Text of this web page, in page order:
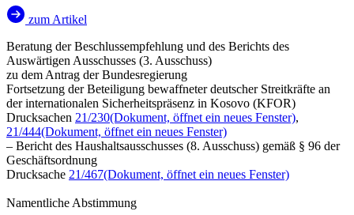
zum Artikel
Beratung der Beschlussempfehlung und des Berichts des
Auswärtigen Ausschusses (3. Ausschuss)
zu dem Antrag der Bundesregierung
Fortsetzung der Beteiligung bewaffneter deutscher Streitkräfte an
der internationalen Sicherheitspräsenz in Kosovo (KFOR)
Drucksachen 21/230(Dokument, öffnet ein neues Fenster),
21/444(Dokument, öffnet ein neues Fenster)
– Bericht des Haushaltsausschusses (8. Ausschuss) gemäß § 96 der
Geschäftsordnung
Drucksache 21/467(Dokument, öffnet ein neues Fenster)
Namentliche Abstimmung